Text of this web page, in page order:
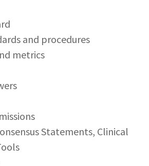
and procedures
metrics
Statements, Clinical